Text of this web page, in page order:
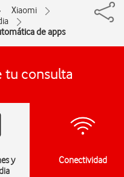
Xiaomi
de apps
tu consulta
y
Conectividad